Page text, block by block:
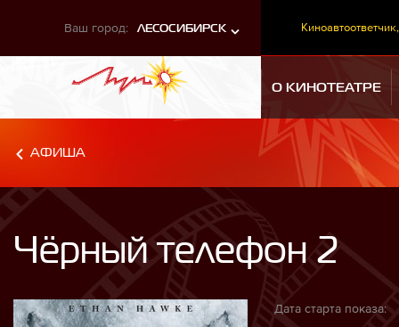
Ваш город: ЛЕСОСИБИРСК Киноавтоответчик,
О КИНОТЕАТРЕ
АФИША
Чёрный телефон 2
Дата старта показа: